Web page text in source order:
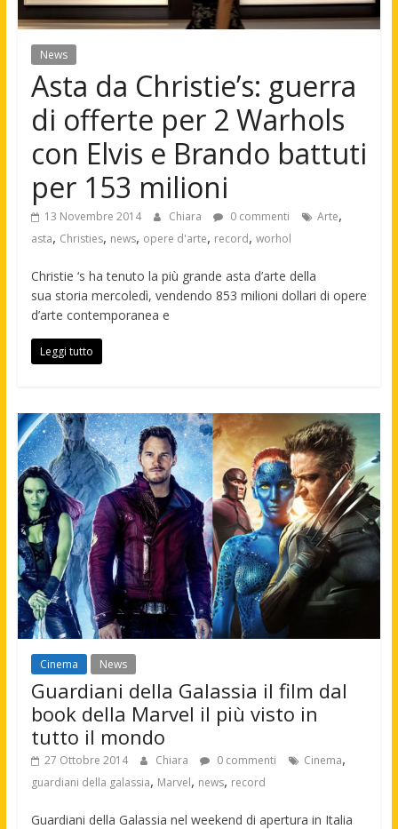
News
Asta da Christie’s: guerra
di offerte per 2 Warhols
con Elvis e Brando battuti
per 153 milioni
13 Novembre 2014 Chiara 0 commenti Arte,
asta, Christies, news, opere d'arte, record, worhol
Christie ‘s ha tenuto la più grande asta d’arte della
sua storia mercoledì, vendendo 853 milioni dollari di opere
d’arte contemporanea e
Leggi tutto
Cinema News
Guardiani della Galassia il film dal
book della Marvel il più visto in
tutto il mondo
27 Ottobre 2014 Chiara 0 commenti Cinema,
guardiani della galassia, Marvel, news, record
Guardiani della Galassia nel weekend di apertura in Italia